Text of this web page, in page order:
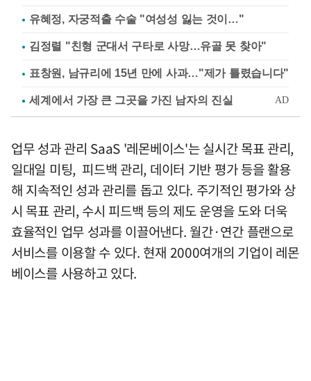
유혜정, 자궁적출 수술 "여성성 잃는 것이…"
김정렬 "친형 군대서 구타로 사망…유골 못 찾아"
표창원, 남규리에 15년 만에 사과…"제가 틀렸습니다"
업무 성과 관리 SaaS '레몬베이스'는 실시간 목표 관리,
일대일 미팅, 피드백 관리, 데이터 기반 평가 등을 활용
해 지속적인 성과 관리를 돕고 있다. 주기적인 평가와 상
시 목표 관리, 수시 피드백 등의 제도 운영을 도와 더욱
효율적인 업무 성과를 이끌어낸다. 월간·연간 플랜으로
서비스를 이용할 수 있다. 현재 2000여개의 기업이 레몬
베이스를 사용하고 있다.